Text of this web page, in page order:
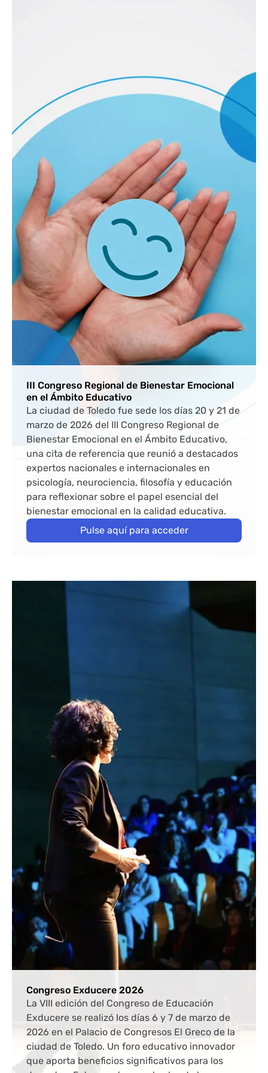
III Congreso Regional de Bienestar Emocional
en el Ámbito Educativo
La ciudad de Toledo fue sede los días 20 y 21 de
marzo de 2026 del III Congreso Regional de
Bienestar Emocional en el Ámbito Educativo,
una cita de referencia que reunió a destacados
expertos nacionales e internacionales en
psicología, neurociencia, filosofía y educación
para reflexionar sobre el papel esencial del
bienestar emocional en la calidad educativa.
Pulse aquí para acceder
Congreso Exducere 2026
La VIII edición del Congreso de Educación
Exducere se realizó los días 6 y 7 de marzo de
2026 en el Palacio de Congresos El Greco de la
ciudad de Toledo. Un foro educativo innovador
que aporta beneficios significativos para los